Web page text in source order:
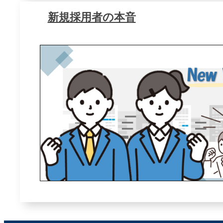
新規採用者の本音